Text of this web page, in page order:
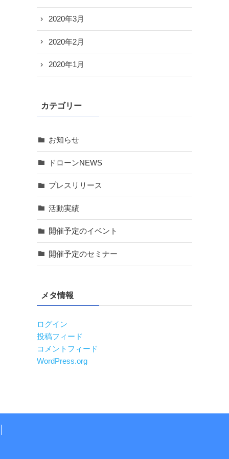
2020年3月
2020年2月
2020年1月
カテゴリー
お知らせ
ドローンNEWS
プレスリリース
活動実績
開催予定のイベント
開催予定のセミナー
メタ情報
ログイン
投稿フィード
コメントフィード
WordPress.org